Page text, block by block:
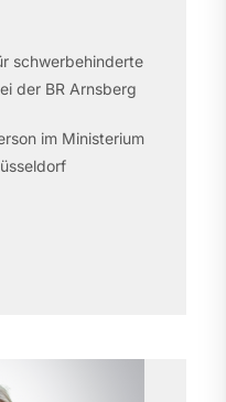
schwerbehinderte
der BR Arnsberg
im Ministerium